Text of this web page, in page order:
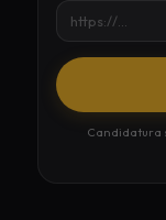
Candidatura